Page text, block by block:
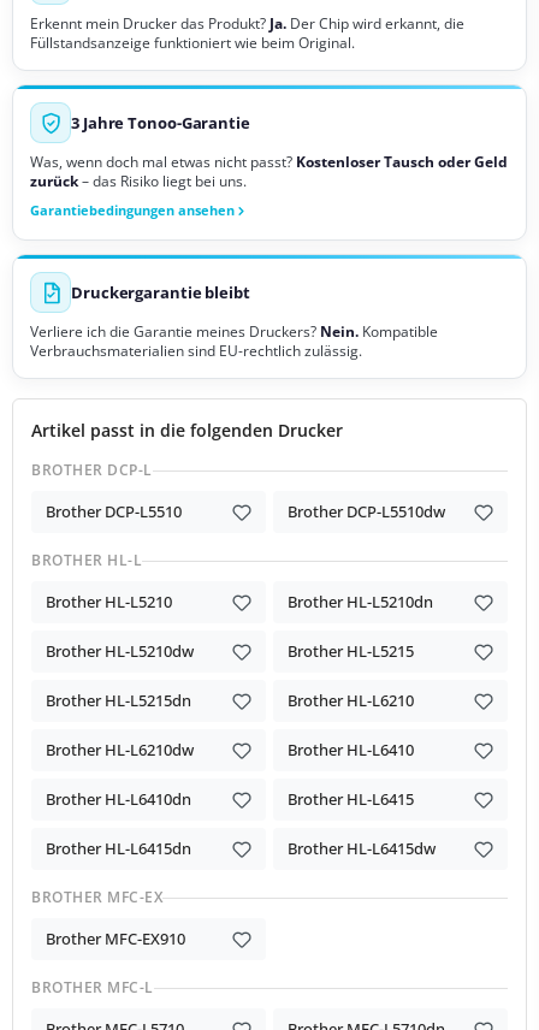
Erkennt mein Drucker das Produkt? Ja. Der Chip wird erkannt, die
Füllstandsanzeige funktioniert wie beim Original.
3 Jahre Tonoo-Garantie
Was, wenn doch mal etwas nicht passt? Kostenloser Tausch oder Geld
zurück– das Risiko liegt bei uns.
Garantiebedingungen ansehen
Druckergarantie bleibt
Verliere ich die Garantie meines Druckers? Nein. Kompatible
Verbrauchsmaterialien sind EU-rechtlich zulässig.
Artikel passt in die folgenden Drucker
BROTHER DCP-L
Brother DCP-L5510 Brother DCP-L5510dw
BROTHER HL-L
Brother HL-L5210 Brother HL-L5210dn
Brother HL-L5210dw Brother HL-L5215
Brother HL-L5215dn Brother HL-L6210
Brother HL-L6210dw Brother HL-L6410
Brother HL-L6410dn Brother HL-L6415
Brother HL-L6415dn Brother HL-L6415dw
BROTHER MFC-EX
Brother MFC-EX910
BROTHER MFC-L